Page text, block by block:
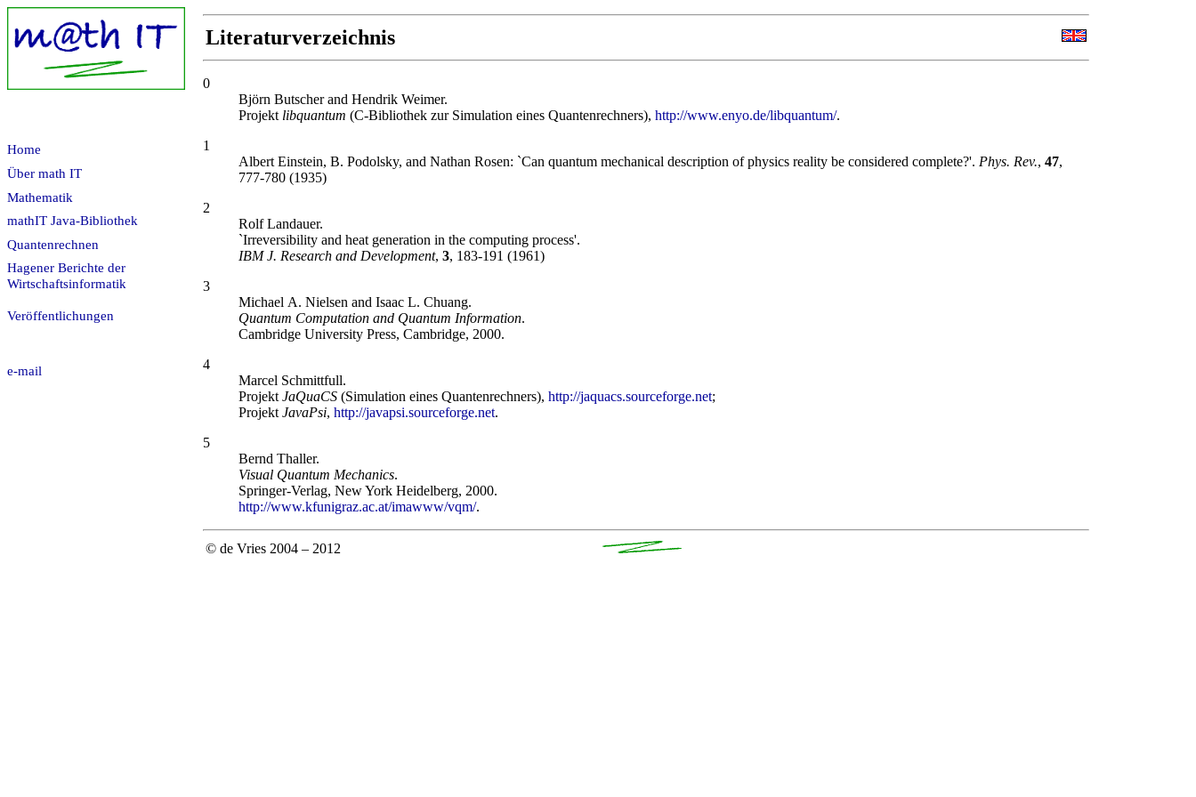
Home
Über math IT
Mathematik
mathIT Java-Bibliothek
Quantenrechnen
Hagener Berichte der
Wirtschaftsinformatik
Veröffentlichungen
e-mail
Literaturverzeichnis
0
Björn Butscher and Hendrik Weimer.
Projekt libquantum (C-Bibliothek zur Simulation eines Quantenrechners), http://www.enyo.de/libquantum/.
1
Albert Einstein, B. Podolsky, and Nathan Rosen: `Can quantum mechanical description of physics reality be considered complete?'. Phys. Rev., 47,
777-780 (1935)
2
Rolf Landauer.
`Irreversibility and heat generation in the computing process'.
IBM J. Research and Development, 3, 183-191 (1961)
3
Michael A. Nielsen and Isaac L. Chuang.
Quantum Computation and Quantum Information.
Cambridge University Press, Cambridge, 2000.
4
Marcel Schmittfull.
Projekt JaQuaCS (Simulation eines Quantenrechners), http://jaquacs.sourceforge.net;
Projekt JavaPsi, http://javapsi.sourceforge.net.
5
Bernd Thaller.
Visual Quantum Mechanics.
Springer-Verlag, New York Heidelberg, 2000.
http://www.kfunigraz.ac.at/imawww/vqm/.
© de Vries 2004 – 2012